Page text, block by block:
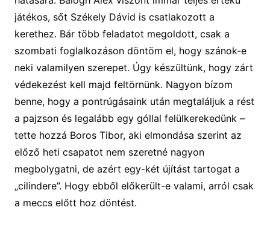
játékos, sőt Székely Dávid is csatlakozott a
kerethez. Bár több feladatot megoldott, csak a
szombati foglalkozáson döntöm el, hogy szánok-e
neki valamilyen szerepet. Úgy készültünk, hogy zárt
védekezést kell majd feltörnünk. Nagyon bízom
benne, hogy a pontrúgásaink után megtaláljuk a rést
a pajzson és legalább egy góllal felülkerekedünk –
tette hozzá Boros Tibor, aki elmondása szerint az
előző heti csapatot nem szeretné nagyon
megbolygatni, de azért egy-két újítást tartogat a
„cilindere”. Hogy ebből előkerült-e valami, arról csak
a meccs előtt hoz döntést.